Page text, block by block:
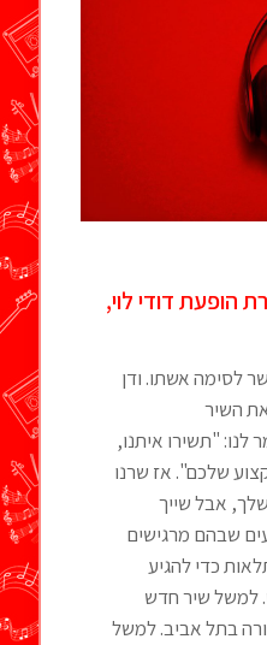
הופעת דודי לוי,
לסימה אשתו. ודן
השיר
"תשירו איתנו,
שלכם". אז שרנו
אבל שייך
שבהם מרגישים
כדי להגיע
למשל שיר חדש
בתל אביב. למשל